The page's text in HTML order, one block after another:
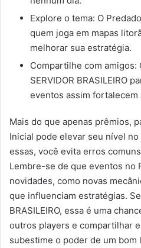
Explore o tema: O
quem joga em mapas
melhorar sua estratégia.
Compartilhe com amigos:
SERVIDOR BRASILEIRO
eventos assim fortalecem
Mais do que apenas prêmios,
Inicial pode elevar seu nível
essas, você evita erros
Lembre-se de que eventos no
novidades, como novas
que influenciam estratégias.
BRASILEIRO, essa é uma
outros players e compartilhar
subestime o poder de um bom